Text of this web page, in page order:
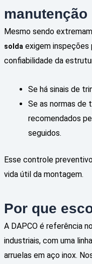
manutenção
Mesmo sendo
solda exigem inspeções
confiabilidade da
Se há sinais de
Se as normas de
recomendados
seguidos.
Esse controle
vida útil da montagem.
Por que
A DAPCO é referência
industriais, com uma
arruelas em aço inox.